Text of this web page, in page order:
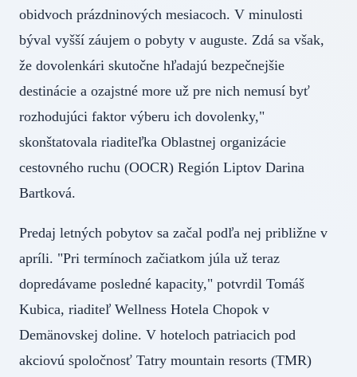
obidvoch prázdninových mesiacoch. V minulosti
býval vyšší záujem o pobyty v auguste. Zdá sa však,
že dovolenkári skutočne hľadajú bezpečnejšie
destinácie a ozajstné more už pre nich nemusí byť
rozhodujúci faktor výberu ich dovolenky,"
skonštatovala riaditeľka Oblastnej organizácie
cestovného ruchu (OOCR) Región Liptov Darina
Bartková.
Predaj letných pobytov sa začal podľa nej približne v
apríli. "Pri termínoch začiatkom júla už teraz
dopredávame posledné kapacity," potvrdil Tomáš
Kubica, riaditeľ Wellness Hotela Chopok v
Demänovskej doline. V hoteloch patriacich pod
akciovú spoločnosť Tatry mountain resorts (TMR)